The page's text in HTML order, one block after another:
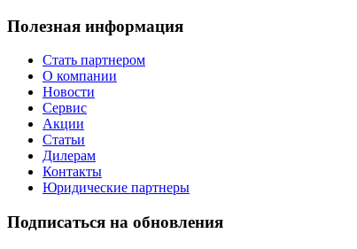
Полезная информация
Стать партнером
О компании
Новости
Сервис
Акции
Статьи
Дилерам
Контакты
Юридические партнеры
Подписаться на обновления